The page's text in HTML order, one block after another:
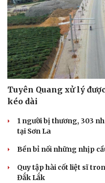
Tuyên Quang xử lý
kéo dài
1 người bị thương, 303
tại Sơn La
Bền bỉ nối những nhịp
Quy tập hài cốt liệt sĩ
Đắk Lắk